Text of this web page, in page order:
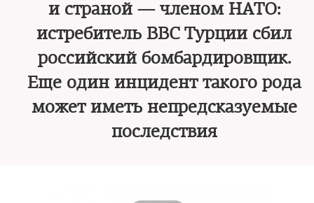
и страной — членом НАТО:
истребитель ВВС Турции сбил
российский бомбардировщик.
Еще один инцидент такого рода
может иметь непредсказуемые
последствия